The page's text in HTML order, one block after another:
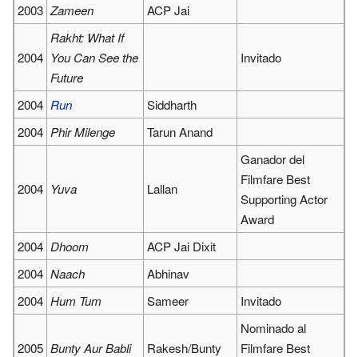
2003 Zameen ACP Jai
2004
Rakht: What If
You Can See the
Future
Invitado
2004 Run
Siddharth
2004 Phir Milenge Tarun Anand
2004 Yuva Lallan
Ganador del
Filmfare Best
Supporting Actor
Award
2004 Dhoom
ACP Jai Dixit
2004 Naach
Abhinav
2004 Hum Tum Sameer Invitado
2005 Bunty Aur Babli Rakesh/Bunty
Nominado al
Filmfare Best